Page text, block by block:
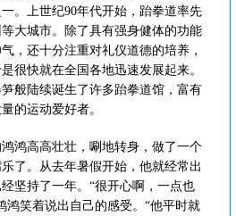
。上世纪90年代开始，跆拳道率先
大城市。除了具有强身健体的功能
，还十分注重对礼仪道德的培养，
很快就在全国各地迅速发展起来。
般陆续诞生了许多跆拳道馆，富有
的运动爱好者。
鸿高高壮壮，唰地转身，做了一个
了。从去年暑假开始，他就经常出
坚持了一年。“很开心啊，一点也
鸿笑着说出自己的感受。“他平时就